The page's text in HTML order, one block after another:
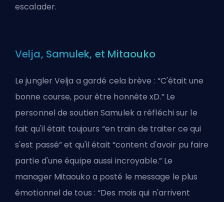
escalader.
Velja, Samulek, et Mitaouko
Le jungler Velja a gardé cela brève : “C'était une
bonne course, pour être honnête xD.” Le
personnel de soutien Samulek a réfléchi sur le
fait qu'il était toujours “en train de traiter ce qui
s'est passé” et qu'il était “content d'avoir pu faire
partie d'une équipe aussi incroyable.” Le
manager Mitaouko a posté le message le plus
émotionnel de tous : “Des mois qui n'arrivent